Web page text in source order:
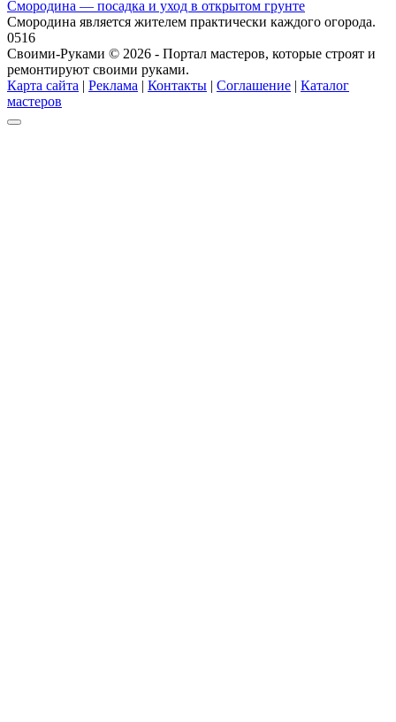
Смородина — посадка и уход в открытом грунте
Смородина является жителем практически каждого огорода.
0516
Своими-Руками © 2026 - Портал мастеров, которые строят и
ремонтируют своими руками.
Карта сайта | Реклама | Контакты | Соглашение | Каталог
мастеров